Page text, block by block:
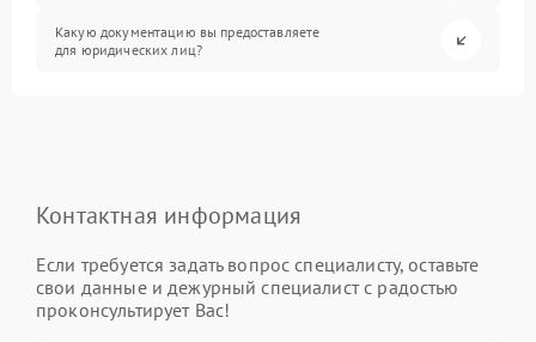
Какую документацию вы предоставляете
для юридических лиц?
Контактная информация
Если требуется задать вопрос специалисту, оставьте
свои данные и дежурный специалист с радостью
проконсультирует Вас!